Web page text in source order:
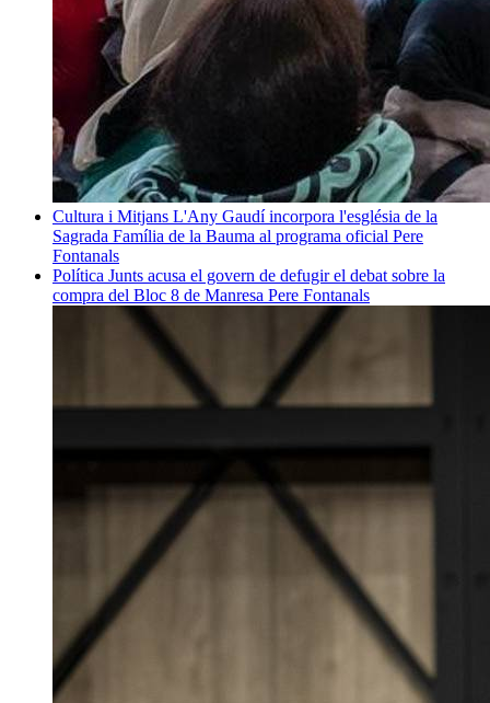
Cultura i Mitjans L'Any Gaudí incorpora l'església de la
Sagrada Família de la Bauma al programa oficial Pere
Fontanals
Política Junts acusa el govern de defugir el debat sobre la
compra del Bloc 8 de Manresa Pere Fontanals